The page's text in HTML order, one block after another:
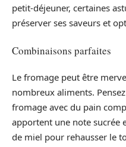
petit-déjeuner, certaines
préserver ses saveurs et
Combinaisons parfaites
Le fromage peut être
nombreux aliments.
fromage avec du pain
apportent une note sucrée
de miel pour rehausser le